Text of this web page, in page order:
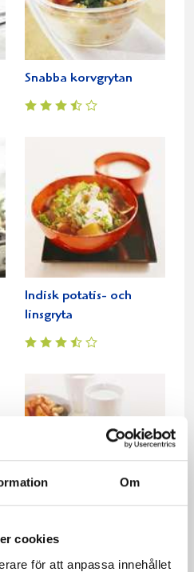
Om
cookies
för att anpassa innehållet
Snabba korvgrytan
Indisk potatis- och
linsgryta
Mustig kalkongryta med